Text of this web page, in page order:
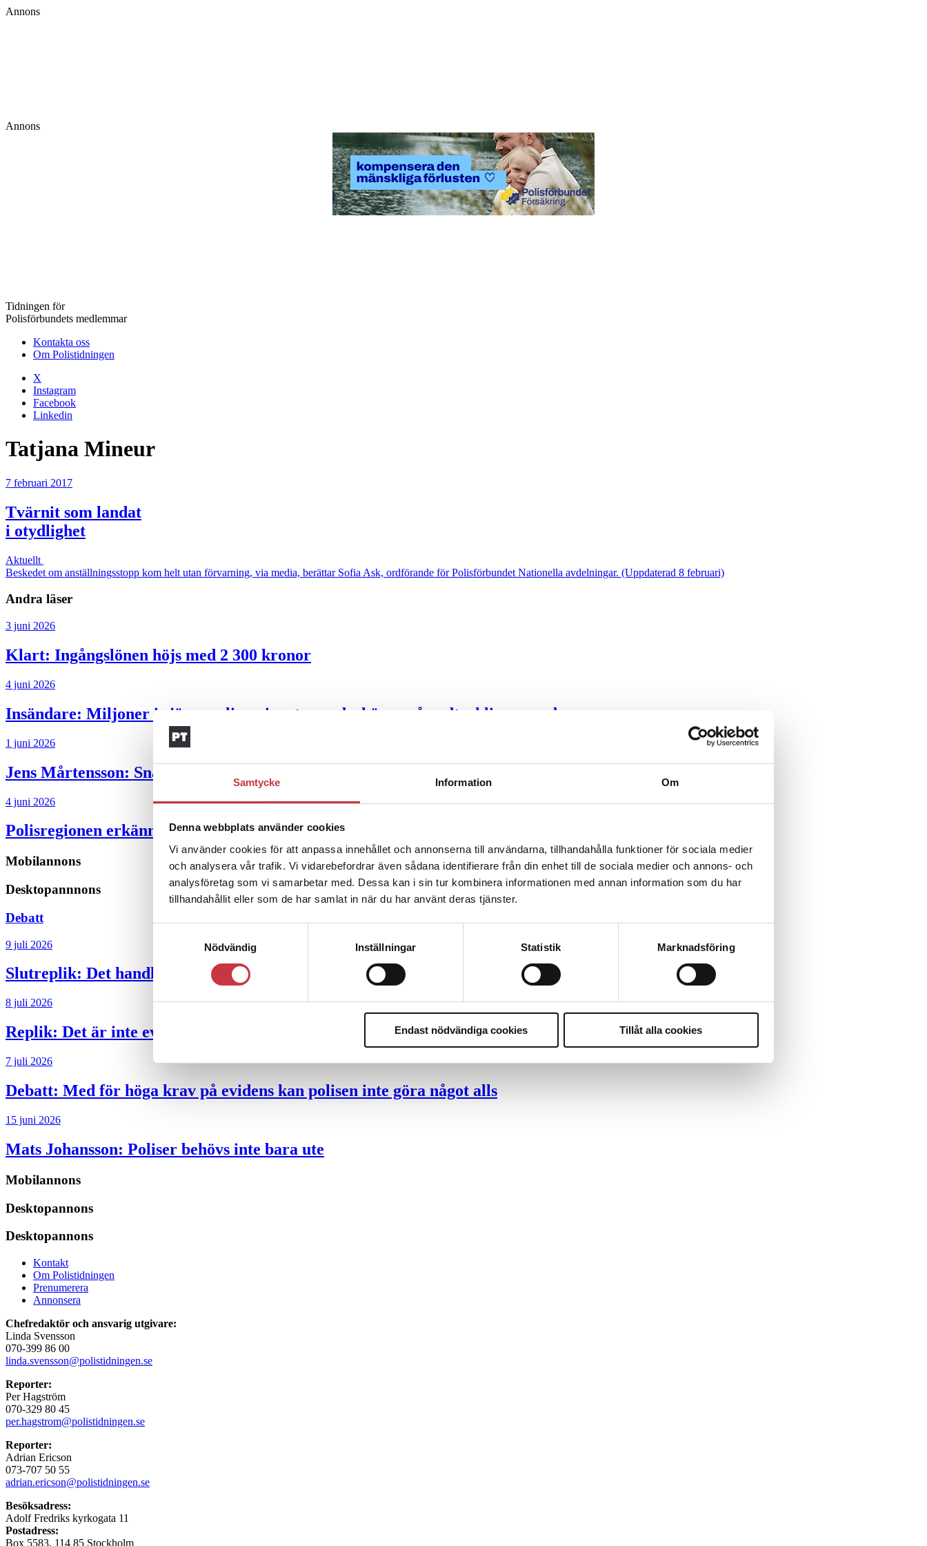
Samtycke Information Om
Denna webbplats använder cookies
Vi använder cookies för att anpassa innehållet och annonserna till användarna, tillhandahålla funktioner för sociala medier
och analysera vår trafik. Vi vidarebefordrar även sådana identifierare från din enhet till de sociala medier och annons- och
analysföretag som vi samarbetar med. Dessa kan i sin tur kombinera informationen med annan information som du har
tillhandahållit eller som de har samlat in när du har använt deras tjänster.
Nödvändig
Inställningar Statistik Marknadsföring
Endast nödvändiga cookies Tillåt alla cookies
Annons
Annons
Tidningen för
Polisförbundets medlemmar
Kontakta oss
Om Polistidningen
X
Instagram
Facebook
Linkedin
Tatjana Mineur
7 februari 2017
Tvärnit som landat
i otydlighet
Aktuellt
Beskedet om anställningsstopp kom helt utan förvarning, via media, berättar Sofia Ask, ordförande för Polisförbundet Nationella avdelningar. (Uppdaterad 8 februari)
Andra läser
3 juni 2026
Klart: Ingångslönen höjs med 2 300 kronor
4 juni 2026
Insändare: Miljoner i sjön – polisaspiranter underkänns på godtyckliga grunder
1 juni 2026
Jens Mårtensson: Snart 20 år i tjänst – nu ska han lära sig grunderna
4 juni 2026
Polisregionen erkänner fel: ”Kommer att rättas till”
Mobilannons
Desktopannnons
Debatt
9 juli 2026
Slutreplik: Det handlar om kunskapsstyrning – inte om forskarnas motiv
8 juli 2026
Replik: Det är inte evidenskrav som bakbinder polisen
7 juli 2026
Debatt: Med för höga krav på evidens kan polisen inte göra något alls
15 juni 2026
Mats Johansson: Poliser behövs inte bara ute
Mobilannons
Desktopannons
Desktopannons
Kontakt
Om Polistidningen
Prenumerera
Annonsera
Chefredaktör och ansvarig utgivare:
Linda Svensson
070-399 86 00
linda.svensson@polistidningen.se
Reporter:
Per Hagström
070-329 80 45
per.hagstrom@polistidningen.se
Reporter:
Adrian Ericson
073-707 50 55
adrian.ericson@polistidningen.se
Besöksadress:
Adolf Fredriks kyrkogata 11
Postadress:
Box 5583, 114 85 Stockholm